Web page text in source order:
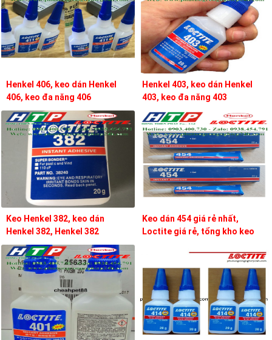
Henkel 406, keo dán Henkel
406, keo đa năng 406
Henkel 403, keo dán Henkel
403, keo đa năng 403
Keo Henkel 382, keo dán
Henkel 382, Henkel 382
Keo dán 454 giá rẻ nhất,
Loctite giá rẻ, tổng kho keo